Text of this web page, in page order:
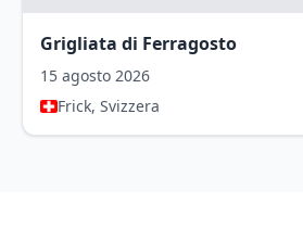
Grigliata di Ferragosto
15 agosto 2026
Frick, Svizzera